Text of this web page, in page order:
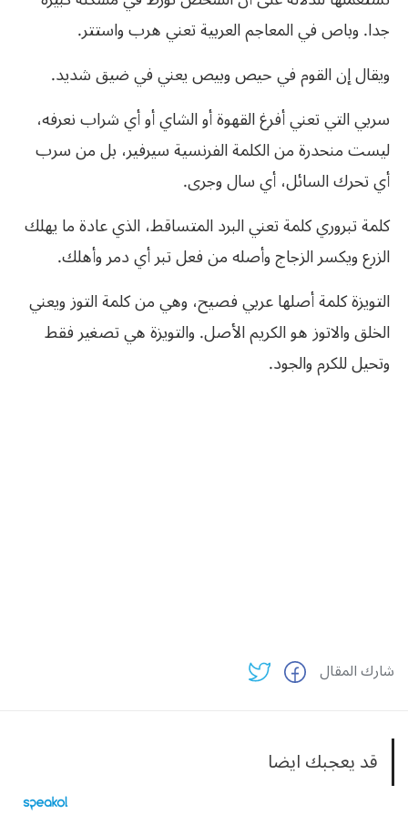
جدا. وباص في المعاجم العربية تعني هرب واستتر.
ويقال إن القوم في حيص وبيص يعني في ضيق شديد.
سربي التي تعني أفرغ القهوة أو الشاي أو أي شراب نعرفه،
ليست منحدرة من الكلمة الفرنسية سيرفير، بل من سرب
أي تحرك السائل، أي سال وجرى.
كلمة تبروري كلمة تعني البرد المتساقط، الذي عادة ما يهلك
الزرع ويكسر الزجاج وأصله من فعل تبر أي دمر وأهلك.
التويزة كلمة أصلها عربي فصيح، وهي من كلمة التوز ويعني
الخلق والاتوز هو الكريم الأصل. والتويزة هي تصغير فقط
وتحيل للكرم والجود.
شارك المقال
قد يعجبك ايضا